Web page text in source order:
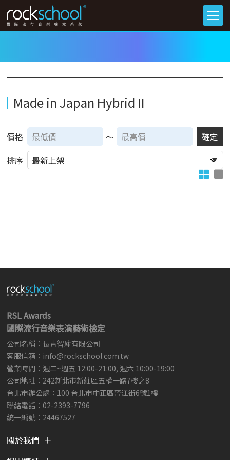
Made in Japan Hybrid II
價格 ～
確定
排序
RSL Awards
國際流行音樂表演藝術檢定
公司名稱：長青智庫有限公司
客服信箱： info@rockschool.com.tw ​
營業時間：週二~週五 12:00-21:00, 週六 10:00-19:00
公司地址：242新北市新莊區五權一路7樓之8
台北市辦公處：100 台北市中正區晉江街6號1樓
聯絡電話：02-2393-7796
統一編號：24467527
關於我們